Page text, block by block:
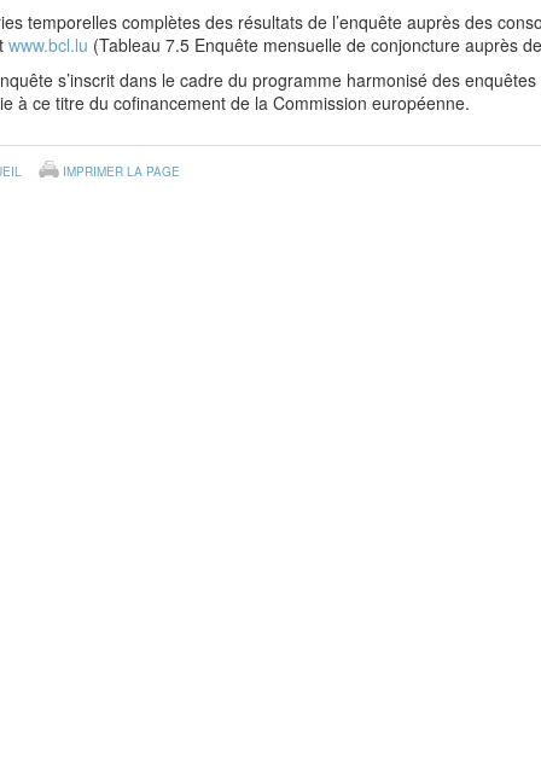
temporelles complètes des résultats de l’enquête auprès des
www.bcl.lu (Tableau 7.5 Enquête mensuelle de conjoncture auprès
s’inscrit dans le cadre du programme harmonisé des
à ce titre du cofinancement de la Commission européenne.
IMPRIMER LA PAGE